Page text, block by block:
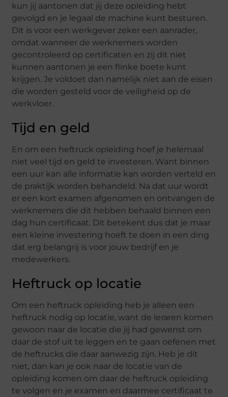
kun jij aantonen dat jij deze opleiding hebt
gevolgd en je legaal de machine kunt besturen.
Dit is voor een werkgever zeker een aanrader,
omdat wanneer de werknemers worden
gecontroleerd op certificaten en zij dit niet
kunnen aantonen je een flinke boete kunt
krijgen. Je voldoet dan namelijk niet aan de eisen
die worden gesteld voor de veiligheid op de
werkvloer.
Tijd en geld
En om een heftruck opleiding hoef je helemaal
niet veel tijd en geld te investeren. Want binnen
een uur kan alle informatie kan worden verteld en
de praktijk worden behandeld. Na dat uur wordt
er een kort examen afgenomen en ontvangen de
werknemers die dit hebben behaald binnen een
dag hun certificaat. Dit betekent dus dat je maar
een kleine investering hoeft te doen in een ding
dat erg belangrij is voor jouw bedrijf en je
medewerkers.
Heftruck op locatie
Om een heftruck opleiding heb je alleen een
heftruck nodig op locatie, want de leraren komen
gewoon naar de locatie die jij had gewenst om
daar de stof uit te leggen en te gaan oefenen met
de heftrucks die daar aanwezig zijn. Heb je dit
niet, dan kan je ook naar de locatie van de
opleiding komen om daar de heftruck opleiding
te volgen en je examen en daarmee certificaat te